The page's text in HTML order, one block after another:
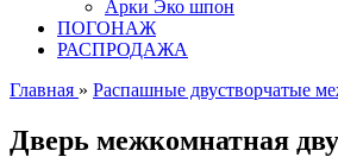
Арки Эко шпон
ПОГОНАЖ
РАСПРОДАЖА
Главная » Распашные двустворчатые
Дверь межкомнатная